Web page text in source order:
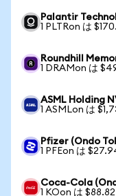
Palantir
1 PLTRon は
Roundhill
1 DRAMon は
ASML Holding
1 ASMLon は
Pfizer (Ondo
1 PFEon は
Coca-Cola
1 KOon は